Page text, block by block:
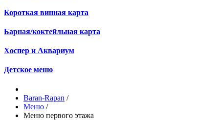
Короткая винная карта
Барная/коктейльная карта
Хоспер и Аквариум
Детское меню
Baran-Rapan /
Меню /
Меню первого этажа